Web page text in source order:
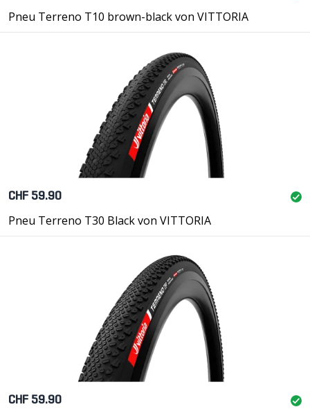
Pneu Terreno T10 brown-black von VITTORIA
CHF 59.90
Pneu Terreno T30 Black von VITTORIA
CHF 59.90